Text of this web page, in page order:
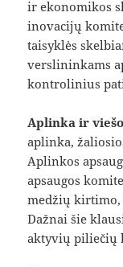
ir ekonomikos
inovacijų
taisyklės
verslininkams
kontrolinius
Aplinka ir
aplinka,
Aplinkos
apsaugos
medžių
Dažnai šie
aktyvių piliečių